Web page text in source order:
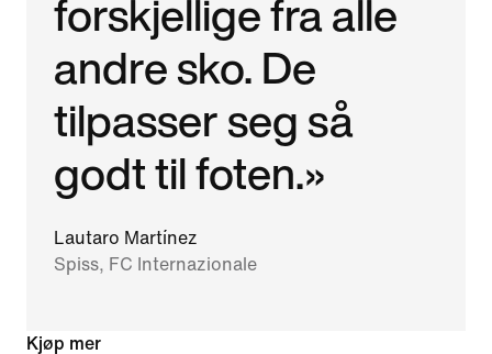
forskjellige fra alle
andre sko. De
tilpasser seg så
godt til foten.»
Lautaro Martínez
Spiss, FC Internazionale
Kjøp mer